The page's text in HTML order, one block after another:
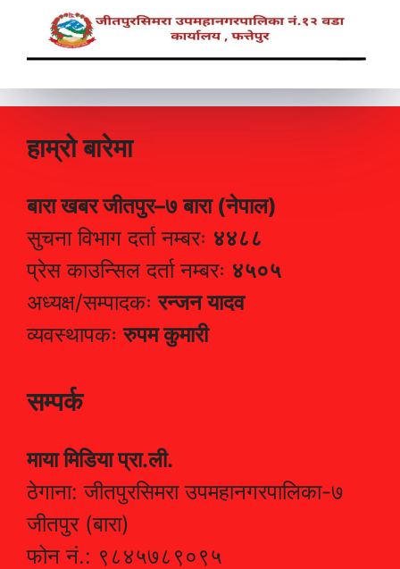
हाम्रो बारेमा
बारा खबर जीतपुर–७ बारा (नेपाल)
सुचना विभाग दर्ता नम्बरः ४४८८
प्रेस काउन्सिल दर्ता नम्बरः ४५०५
अध्यक्ष/सम्पादकःरन्जन यादव
व्यवस्थापकःरुपम कुमारी
सम्पर्क
माया मिडिया प्रा.ली.
ठेगाना: जीतपुरसिमरा उपमहानगरपालिका-७
जीतपुर (बारा)
फोन नं.: ९८४५७८९०९५